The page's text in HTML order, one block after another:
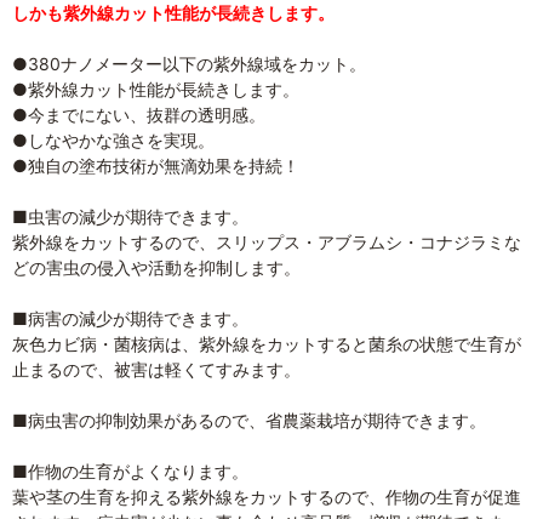
しかも紫外線カット性能が長続きします。
●380ナノメーター以下の紫外線域をカット。
●紫外線カット性能が長続きします。
●今までにない、抜群の透明感。
●しなやかな強さを実現。
●独自の塗布技術が無滴効果を持続！
■虫害の減少が期待できます。
紫外線をカットするので、スリップス・アブラムシ・コナジラミな
どの害虫の侵入や活動を抑制します。
■病害の減少が期待できます。
灰色カビ病・菌核病は、紫外線をカットすると菌糸の状態で生育が
止まるので、被害は軽くてすみます。
■病虫害の抑制効果があるので、省農薬栽培が期待できます。
■作物の生育がよくなります。
葉や茎の生育を抑える紫外線をカットするので、作物の生育が促進